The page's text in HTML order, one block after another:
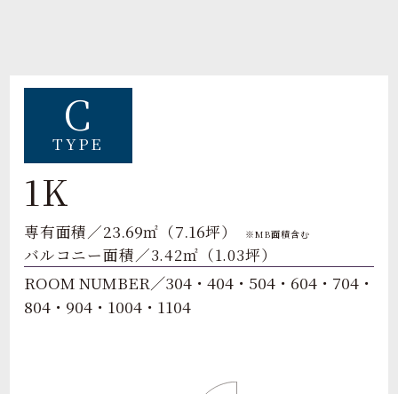
C
TYPE
1K
専有面積／23.69㎡（7.16坪） ※MB面積含む
バルコニー面積／3.42㎡（1.03坪）
ROOM NUMBER／304・404・504・604・704・
804・904・1004・1104